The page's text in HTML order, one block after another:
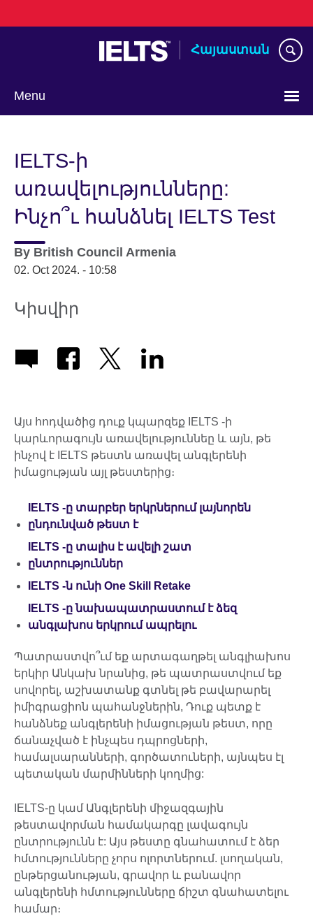
to
Հայաստան
Menu
language
IELTS-ի
առավելությունները:
Ինչո՞ւ հանձնել IELTS Test
By British Council Armenia
02. Oct 2024. - 10:58
Կիսվիր
Այս հոդվածից դուք կպարզեք IELTS -ի
կարևորագույն առավելություննեը և այն, թե
ինչով է IELTS թեստն առավել անգլերենի
իմացության այլ թեստերից։
IELTS -ը տարբեր երկրներում լայնորեն
ընդունված թեստ է
IELTS -ը տալիս է ավելի շատ
ընտրություններ
IELTS -ն ունի One Skill Retake
IELTS -ը նախապատրաստում է ձեզ
անգլախոս երկրում ապրելու
Պատրաստվո՞ւմ եք արտագաղթել անգլիախոս
երկիր Անկախ նրանից, թե պատրաստվում եք
սովորել, աշխատանք գտնել թե բավարարել
իմիգրացիոն պահանջներին, Դուք պետք է
հանձնեք անգլերենի իմացության թեստ, որը
ճանաչված է ինչպես դպրոցների,
համալսարանների, գործատուների, այնպես էլ
պետական մարմինների կողմից:
IELTS-ը կամ Անգլերենի միջազգային
թեստավորման համակարգը լավագույն
ընտրությունն է: Այս թեստը գնահատում է ձեր
հմտությունները չորս ոլորտներում. լսողական,
ընթերցանության, գրավոր և բանավոր
անգլերենի հմտությունները ճիշտ գնահատելու
համար։